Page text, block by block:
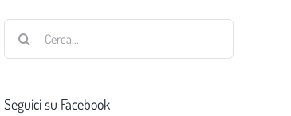
Seguici su Facebook